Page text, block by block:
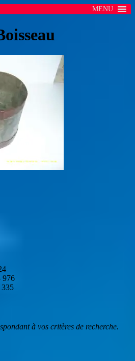
MENU
976
335
à vos critères de recherche.